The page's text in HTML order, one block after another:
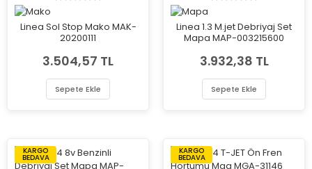
Linea Sol Stop Mako MAK-
20200111
3.504,57 TL
Sepete Ekle
Linea 1.3 M.jet Debriyaj Set
Mapa MAP-003215600
3.932,38 TL
Sepete Ekle
KARGO
BEDAVA
KARGO
BEDAVA